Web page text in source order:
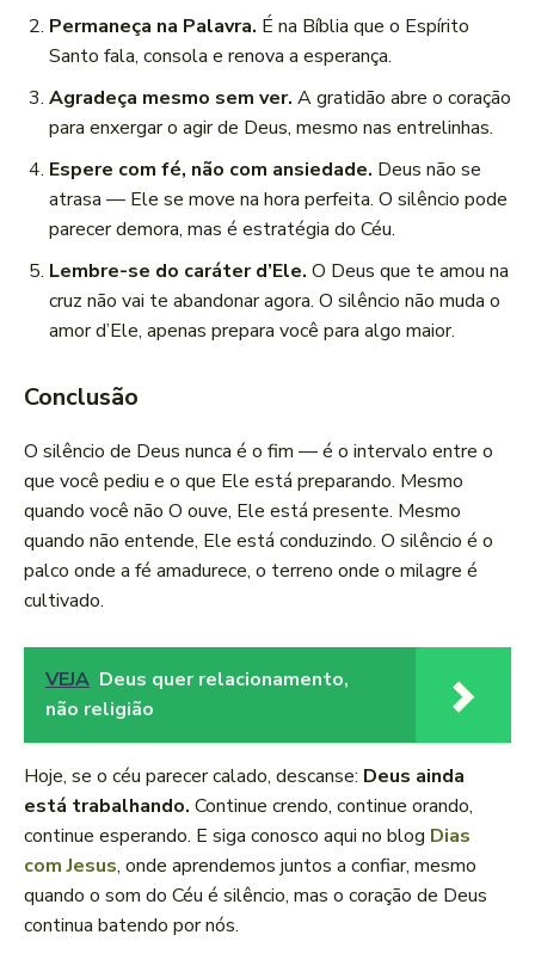
Permaneça na Palavra. É na Bíblia que o Espírito
Santo fala, consola e renova a esperança.
Agradeça mesmo sem ver. A gratidão abre o coração
para enxergar o agir de Deus, mesmo nas entrelinhas.
Espere com fé, não com ansiedade. Deus não se
atrasa — Ele se move na hora perfeita. O silêncio pode
parecer demora, mas é estratégia do Céu.
Lembre-se do caráter d’Ele. O Deus que te amou na
cruz não vai te abandonar agora. O silêncio não muda o
amor d’Ele, apenas prepara você para algo maior.
Conclusão
O silêncio de Deus nunca é o fim — é o intervalo entre o
que você pediu e o que Ele está preparando. Mesmo
quando você não O ouve, Ele está presente. Mesmo
quando não entende, Ele está conduzindo. O silêncio é o
palco onde a fé amadurece, o terreno onde o milagre é
cultivado.
VEJA Deus quer relacionamento,
não religião
Hoje, se o céu parecer calado, descanse: Deus ainda
está trabalhando. Continue crendo, continue orando,
continue esperando. E siga conosco aqui no blog Dias
com Jesus, onde aprendemos juntos a confiar, mesmo
quando o som do Céu é silêncio, mas o coração de Deus
continua batendo por nós.